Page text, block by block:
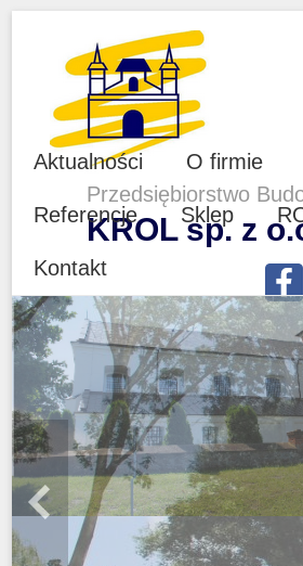
Przedsiębiorstwo
KROL sp. z
Aktualności O firmie
Referencje Sklep
Kontakt